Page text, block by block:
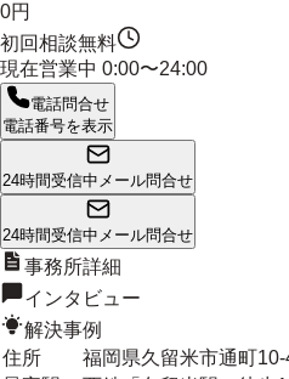
0円
初回相談無料
現在営業中 0:00〜24:00
電話問合せ
電話番号を表示
24時間受信中 メール問合せ
24時間受信中 メール問合せ
事務所詳細
インタビュー
解決事例
住所
福岡県久留米市通町